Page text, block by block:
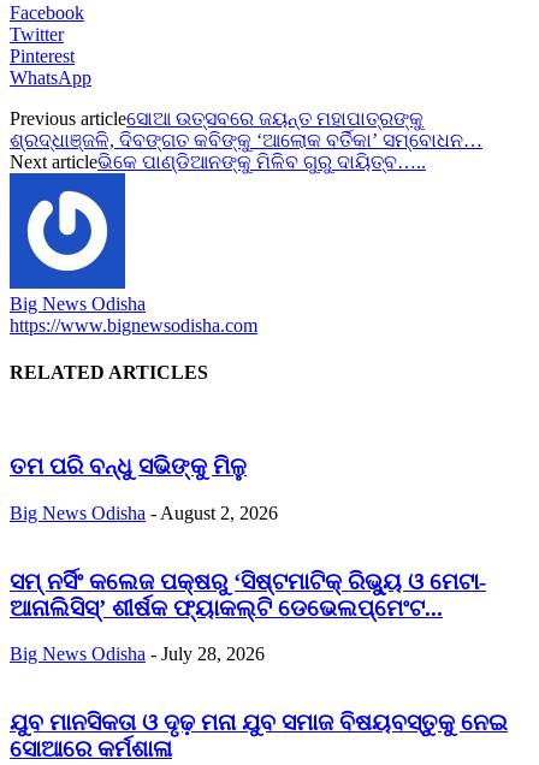
Facebook
Twitter
Pinterest
WhatsApp
Previous articleସୋଆ ଉତ୍ସବରେ ଜୟନ୍ତ ମହାପାତ୍ରଙ୍କୁ
ଶ୍ରଦ୍ଧାଞ୍ଜଳି, ଦିବଙ୍ଗତ କବିଙ୍କୁ ‘ଆଲୋକ ବର୍ତିକା’ ସମ୍ବୋଧନ…
Next articleଭିକେ ପାଣ୍ଡିଆନଙ୍କୁ ମିଳିବ ଗୁରୁ ଦାୟିତ୍ବ…..
Big News Odisha
https://www.bignewsodisha.com
RELATED ARTICLES
ତମ ପରି ବନ୍ଧୁ ସଭିଙ୍କୁ ମିଳୁ
Big News Odisha - August 2, 2026
ସମ୍ ନର୍ସିଂ କଲେଜ ପକ୍ଷରୁ ‘ସିଷ୍ଟମାଟିକ୍ ରିଭ୍ୟୁ ଓ ମେଟା-
ଆନାଲିସିସ୍‌’ ଶୀର୍ଷକ ଫ୍ୟାକଲ୍ଟି ଡେଭେଲପ୍‌ମେଂଟ...
Big News Odisha - July 28, 2026
ଯୁବ ମାନସିକତା ଓ ଦୃଢ଼ ମନା ଯୁବ ସମାଜ ବିଷୟବସ୍ତୁକୁ ନେଇ
ସୋଆରେ କର୍ମଶାଳା